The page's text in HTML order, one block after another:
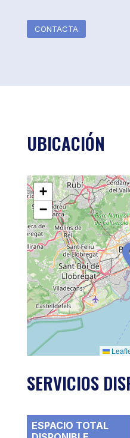
CONTACTA
UBICACIÓN
+
−
SERVICIOS
ESPACIO TOTAL